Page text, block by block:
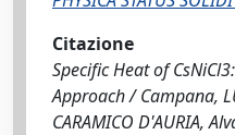
Citazione
Specific Heat of
Approach / Campana,
CARAMICO D'AURIA,